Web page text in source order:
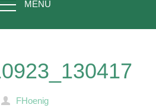
MENÜ
FHoenig